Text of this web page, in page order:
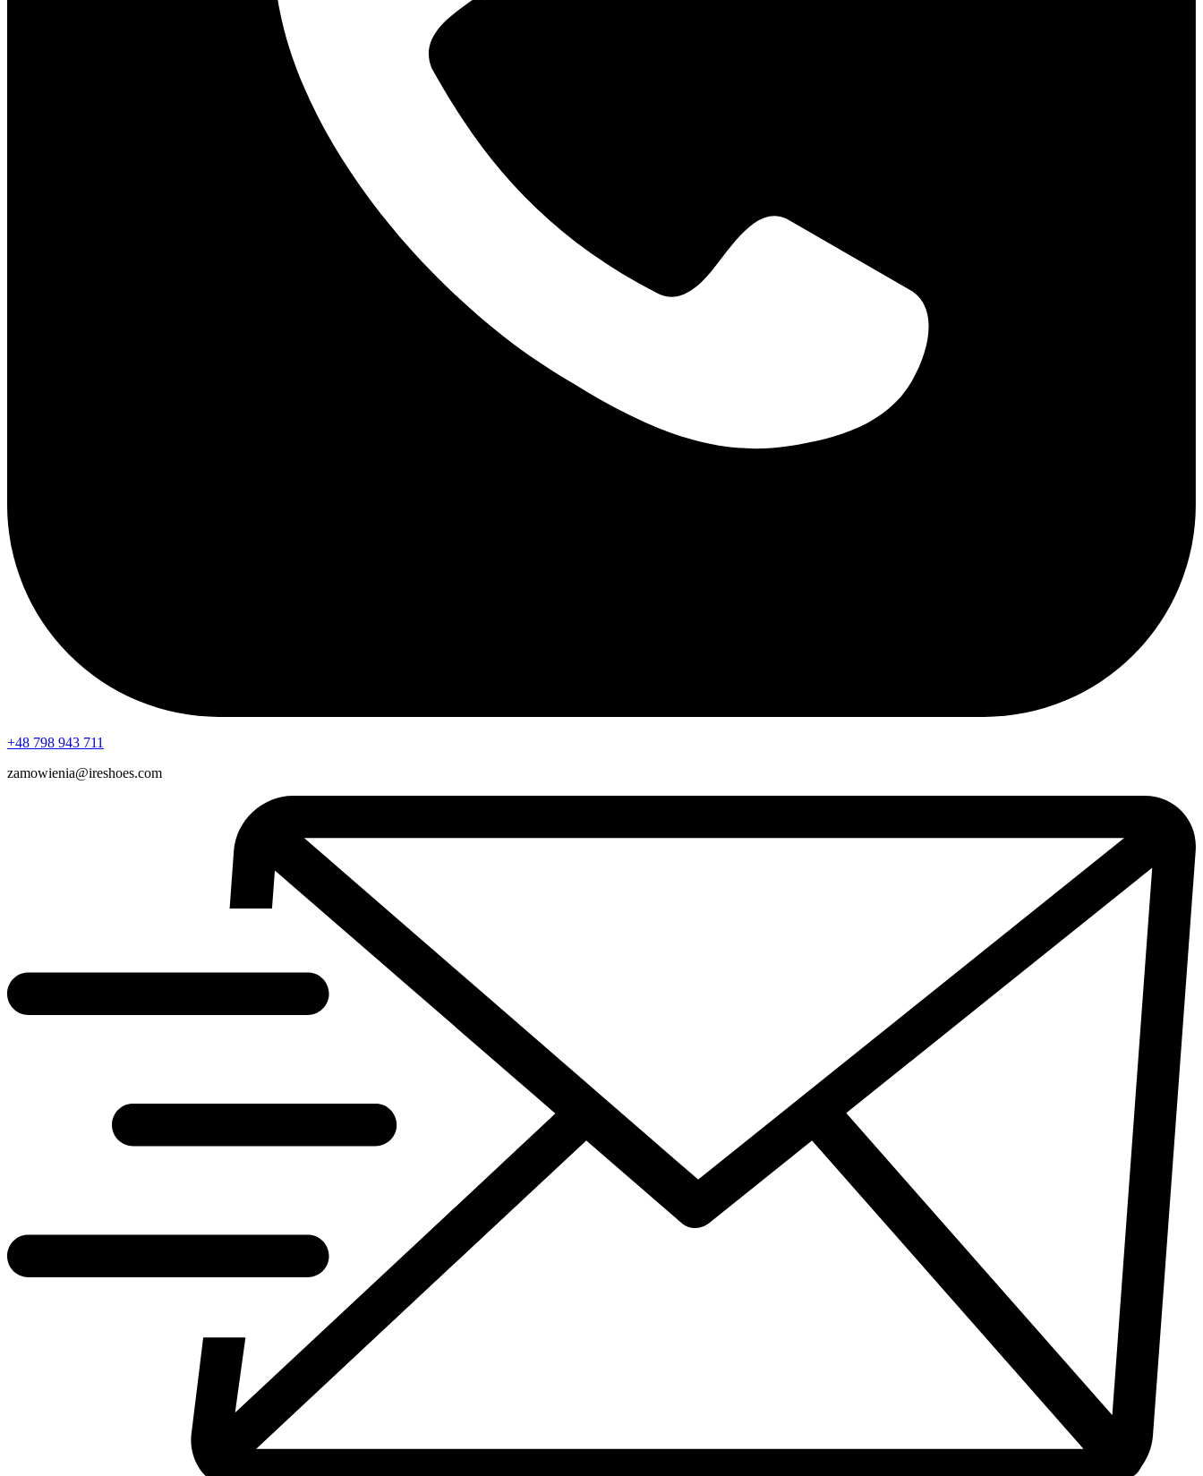
+48 798 943 711
zamowienia@ireshoes.com